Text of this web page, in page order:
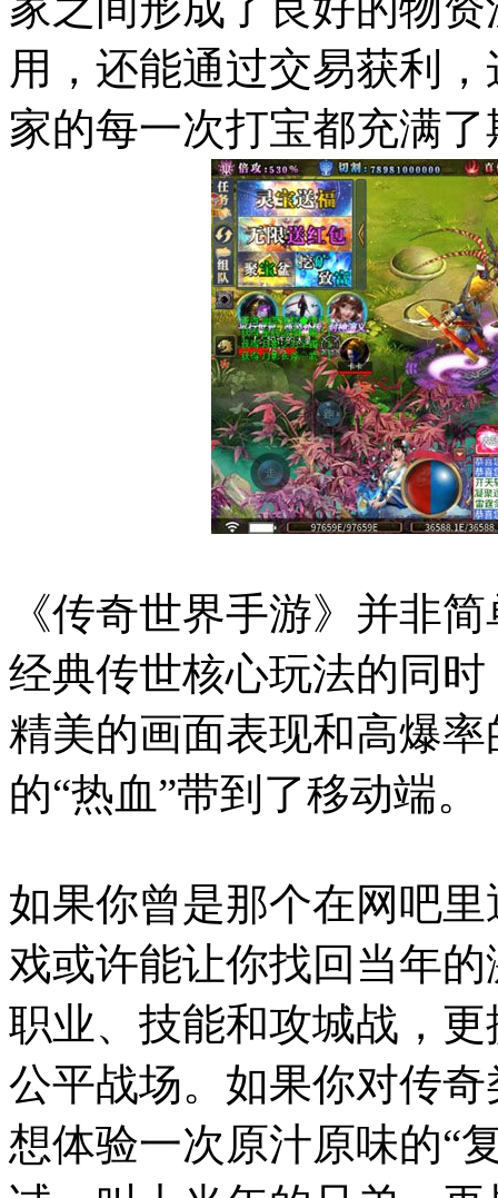
用，还能通过交易获利
家的每一次打宝都充满
《传奇世界手游》并非
经典传世核心玩法的同
精美的画面表现和高爆
的“热血”带到了移动端。
如果你曾是那个在网吧
戏或许能让你找回当年
职业、技能和攻城战，
公平战场。如果你对传
想体验一次原汁原味的“